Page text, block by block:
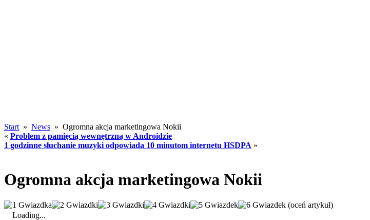
Start » News » Ogromna akcja marketingowa Nokii
« Problem z pamięcią wewnętrzną w Androidzie
1 godzinne słuchanie muzyki odpowiada 10 minutom internetu HSDPA »
Ogromna akcja marketingowa Nokii
(oceń artykuł)
Loading...